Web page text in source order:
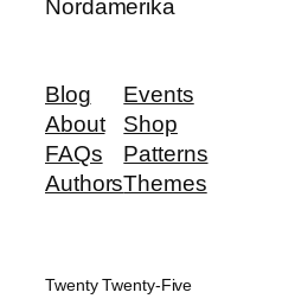
Nordamerika
Blog
About
FAQs
Authors
Events
Shop
Patterns
Themes
Twenty Twenty-Five